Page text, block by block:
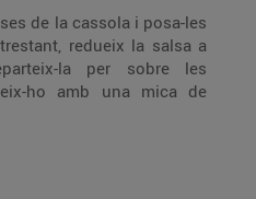
de la cassola i posa-les
redueix la salsa a
la per sobre les
ho amb una mica de